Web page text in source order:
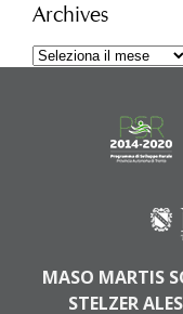
Archives
Archives
MASO MARTIS
STELZER